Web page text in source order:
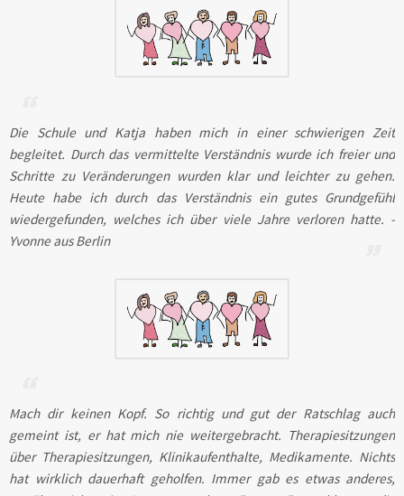
Die Schule und Katja haben mich in einer schwierigen Zeit
begleitet. Durch das vermittelte Verständnis wurde ich freier und
Schritte zu Veränderungen wurden klar und leichter zu gehen.
Heute habe ich durch das Verständnis ein gutes Grundgefühl
wiedergefunden, welches ich über viele Jahre verloren hatte. -
Yvonne aus Berlin
Mach dir keinen Kopf. So richtig und gut der Ratschlag auch
gemeint ist, er hat mich nie weitergebracht. Therapiesitzungen
über Therapiesitzungen, Klinikaufenthalte, Medikamente. Nichts
hat wirklich dauerhaft geholfen. Immer gab es etwas anderes,